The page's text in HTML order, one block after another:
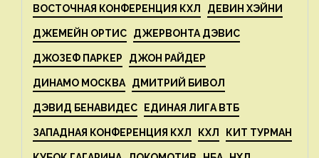
ВОСТОЧНАЯ КОНФЕРЕНЦИЯ КХЛ ДЕВИН ХЭЙНИ
ДЖЕМЕЙН ОРТИС ДЖЕРВОНТА ДЭВИС
ДЖОЗЕФ ПАРКЕР ДЖОН РАЙДЕР
ДИНАМО МОСКВА ДМИТРИЙ БИВОЛ
ДЭВИД БЕНАВИДЕС ЕДИНАЯ ЛИГА ВТБ
ЗАПАДНАЯ КОНФЕРЕНЦИЯ КХЛ КХЛ КИТ ТУРМАН